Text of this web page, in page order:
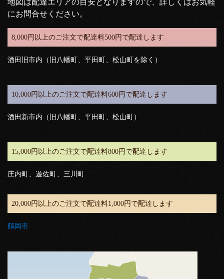
地図は配達エリアの目安となりますので、詳しくはお気軽
にお問合せください。
8,000円以上のご注文で配達料500円で配達します
酒田旧市内（旧八幡町、平田町、松山町を除く）
10,000円以上のご注文で配達料600円で配達します
酒田新市内（旧八幡町、平田町、松山町）
15,000円以上のご注文で配達料800円で配達します
庄内町、遊佐町、三川町
20,000円以上のご注文で配達料1,000円で配達します
鶴岡市